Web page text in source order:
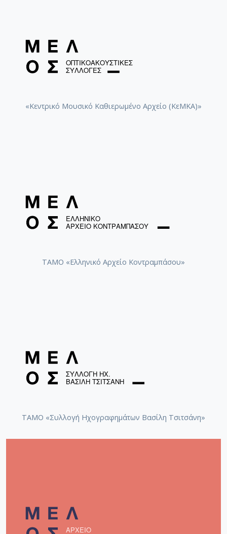
«Κεντρικό Μουσικό Καθιερωμένο Αρχείο (ΚεΜΚΑ)»
ΤΑΜΟ «Ελληνικό Αρχείο Κοντραμπάσου»
ΤΑΜΟ «Συλλογή Ηχογραφημάτων Βασίλη Τσιτσάνη»